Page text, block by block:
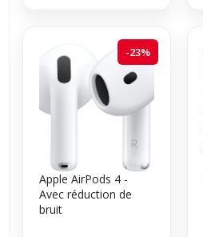
-23%
Apple AirPods 4 -
Avec réduction de
bruit